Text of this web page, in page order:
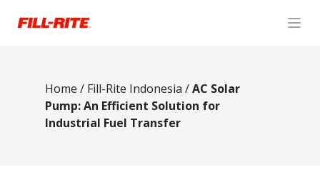
Home / Fill-Rite Indonesia /AC Solar
Pump: An Efficient Solution for
Industrial Fuel Transfer